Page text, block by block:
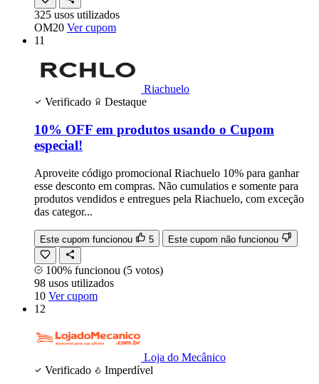
325 usos utilizados
OM20 Ver cupom
11
Riachuelo
Verificado
Destaque
10% OFF em produtos usando o Cupom
especial!
Aproveite código promocional Riachuelo 10% para ganhar
esse desconto em compras. Não cumulatios e somente para
produtos vendidos e entregues pela Riachuelo, com exceção
das categor...
Este cupom funcionou 5 Este cupom não funcionou
100% funcionou (5 votos)
98 usos utilizados
10 Ver cupom
12
Loja do Mecânico
Verificado
Imperdível